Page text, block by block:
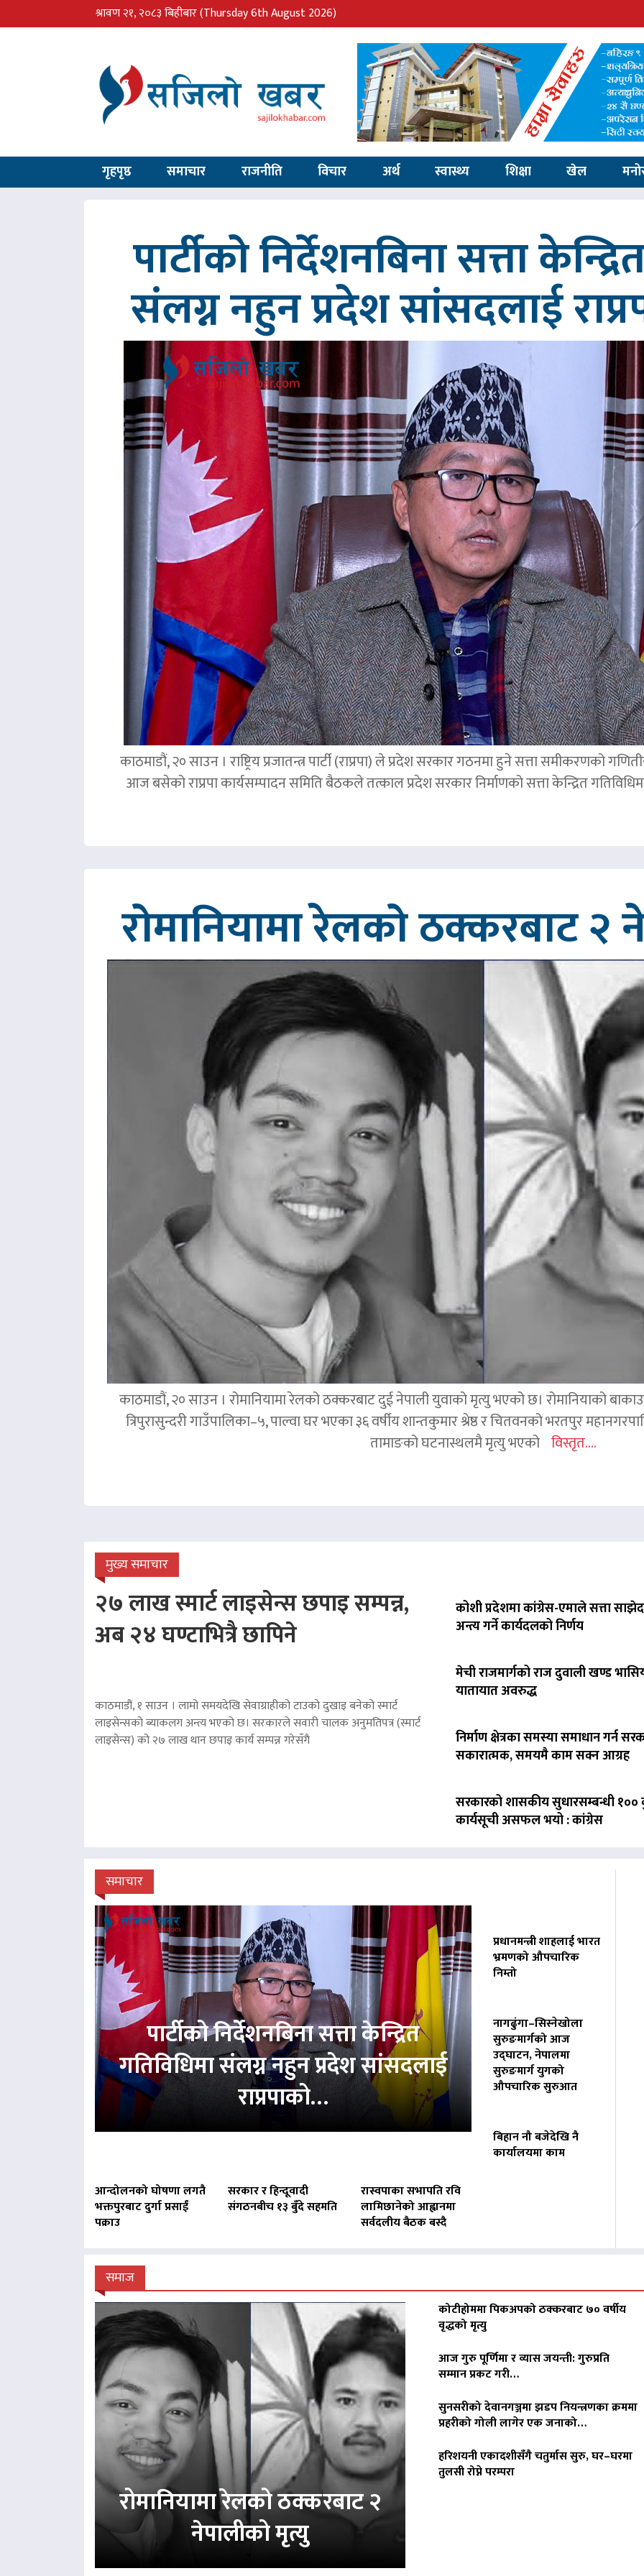
श्रावण २१, २०८३ बिहीबार(Thursday 6th August 2026)
गृहपृष्ठ समाचार राजनीति विचार अर्थ स्वास्थ्य शिक्षा खेल
पार्टीको निर्देशनबिना सत्ता
संलग्न नहुन प्रदेश सांसदलाई
काठमाडौं, २० साउन । राष्ट्रिय प्रजातन्त्र पार्टी (राप्रपा) ले प्रदेश सरकार गठनमा हुने सत्ता समीकरणको
आज बसेको राप्रपा कार्यसम्पादन समिति बैठकले तत्काल प्रदेश सरकार निर्माणको सत्ता केन्द्रित
रोमानियामा रेलको ठक्करबाट २
काठमाडौं, २० साउन । रोमानियामा रेलको ठक्करबाट दुई नेपाली युवाको मृत्यु भएको छ। रोमानियाको
त्रिपुरासुन्दरी गाउँपालिका–५, पाल्वा घर भएका ३६ वर्षीय शान्तकुमार श्रेष्ठ र चितवनको भरतपुर
तामाङको घटनास्थलमै मृत्यु भएको विस्तृत....
मुख्य समाचार
२७ लाख स्मार्ट लाइसेन्स छपाइ सम्पन्न,
अब २४ घण्टाभित्रै छापिने
काठमाडौं, १ साउन । लामो समयदेखि सेवाग्राहीको टाउको दुखाइ बनेको स्मार्ट
लाइसेन्सको ब्याकलग अन्त्य भएको छ। सरकारले सवारी चालक अनुमतिपत्र (स्मार्ट
लाइसेन्स) को २७ लाख थान छपाइ कार्य सम्पन्न गरेसँगै
कोशी प्रदेशमा कांग्रेस-एमाले सत्ता
अन्त्य गर्ने कार्यदलको निर्णय
मेची राजमार्गको राज दुवाली खण्ड
यातायात अवरुद्ध
निर्माण क्षेत्रका समस्या समाधान गर्न
सकारात्मक, समयमै काम सक्न आग्रह
सरकारको शासकीय सुधारसम्बन्धी १००
कार्यसूची असफल भयो : कांग्रेस
समाचार
पार्टीको निर्देशनबिना सत्ता केन्द्रित
गतिविधिमा संलग्न नहुन प्रदेश सांसदलाई
राप्रपाको…
आन्दोलनको घोषणा लगतै
भक्तपुरबाट दुर्गा प्रसाईं
पक्राउ
सरकार र हिन्दूवादी
संगठनबीच १३ बुँदे सहमति
रास्वपाका सभापति रवि
लामिछानेको आह्वानमा
सर्वदलीय बैठक बस्दै
प्रधानमन्त्री शाहलाई भारत
भ्रमणको औपचारिक
निम्तो
नागढुंगा–सिस्नेखोला
सुरुङमार्गको आज
उद्घाटन, नेपालमा
सुरुङमार्ग युगको
औपचारिक सुरुआत
बिहान नौ बजेदेखि नै
कार्यालयमा काम
समाज
रोमानियामा रेलको ठक्करबाट २
नेपालीको मृत्यु
कोटीहोममा पिकअपको ठक्करबाट ७० वर्षीय
वृद्धको मृत्यु
आज गुरु पूर्णिमा र व्यास जयन्ती: गुरुप्रति
सम्मान प्रकट गरी…
सुनसरीको देवानगञ्जमा झडप नियन्त्रणका क्रममा
प्रहरीको गोली लागेर एक जनाको…
हरिशयनी एकादशीसँगै चतुर्मास सुरु, घर–घरमा
तुलसी रोप्ने परम्परा